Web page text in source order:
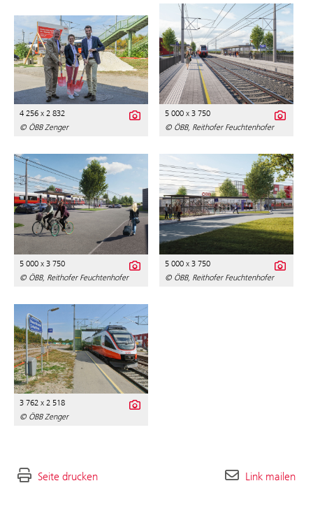
4 256 x 2 832
© ÖBB Zenger
5 000 x 3 750
© ÖBB, Reithofer Feuchtenhofer
5 000 x 3 750
© ÖBB, Reithofer Feuchtenhofer
5 000 x 3 750
© ÖBB, Reithofer Feuchtenhofer
3 762 x 2 518
© ÖBB Zenger
Seite drucken Link mailen